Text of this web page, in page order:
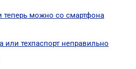
теперь можно со смартфона
или техпаспорт неправильно